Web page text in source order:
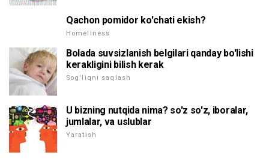
Qachon pomidor ko'chati ekish?
Homeliness
Bolada suvsizlanish belgilari qanday bo'lishi
kerakligini bilish kerak
Sog'liqni saqlash
U bizning nutqida nima? so'z so'z, iboralar,
jumlalar, va uslublar
Yaratish